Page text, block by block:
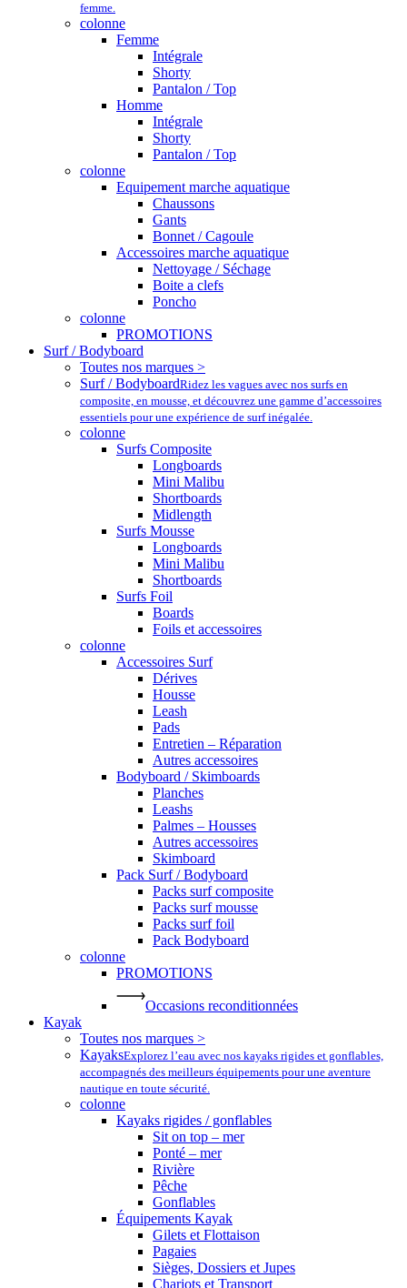
femme.
colonne
Femme
Intégrale
Shorty
Pantalon / Top
Homme
Intégrale
Shorty
Pantalon / Top
colonne
Equipement marche aquatique
Chaussons
Gants
Bonnet / Cagoule
Accessoires marche aquatique
Nettoyage / Séchage
Boite a clefs
Poncho
colonne
PROMOTIONS
Surf / Bodyboard
Toutes nos marques >
Surf / BodyboardRidez les vagues avec nos surfs en
composite, en mousse, et découvrez une gamme d’accessoires
essentiels pour une expérience de surf inégalée.
colonne
Surfs Composite
Longboards
Mini Malibu
Shortboards
Midlength
Surfs Mousse
Longboards
Mini Malibu
Shortboards
Surfs Foil
Boards
Foils et accessoires
colonne
Accessoires Surf
Dérives
Housse
Leash
Pads
Entretien – Réparation
Autres accessoires
Bodyboard / Skimboards
Planches
Leashs
Palmes – Housses
Autres accessoires
Skimboard
Pack Surf / Bodyboard
Packs surf composite
Packs surf mousse
Packs surf foil
Pack Bodyboard
colonne
PROMOTIONS
Occasions reconditionnées
Kayak
Toutes nos marques >
KayaksExplorez l’eau avec nos kayaks rigides et gonflables,
accompagnés des meilleurs équipements pour une aventure
nautique en toute sécurité.
colonne
Kayaks rigides / gonflables
Sit on top – mer
Ponté – mer
Rivière
Pêche
Gonflables
Équipements Kayak
Gilets et Flottaison
Pagaies
Sièges, Dossiers et Jupes
Chariots et Transport